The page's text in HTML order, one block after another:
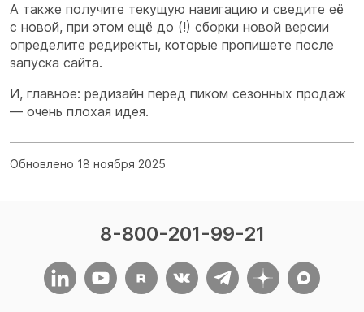
А также получите текущую навигацию и сведите её
с новой, при этом ещё до (!) сборки новой версии
определите редиректы, которые пропишете после
запуска сайта.
И, главное: редизайн перед пиком сезонных продаж
— очень плохая идея.
Обновлено 18 ноября 2025
8-800-201-99-21